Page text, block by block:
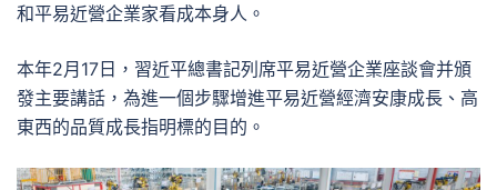
和平易近營企業家看成本身人。
本年2月17日，習近平總書記列席平易近營企業座談會并頒
發主要講話，為進一個步驟增進平易近營經濟安康成長、高
東西的品質成長指明標的目的。